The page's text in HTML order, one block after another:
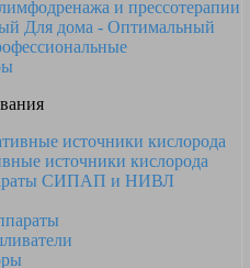
и прессотерапии
Для дома - Оптимальный
источники кислорода
СИПАП и НИВЛ